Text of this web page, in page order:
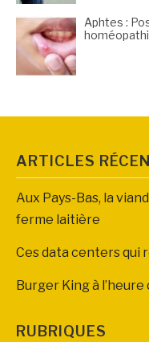
Aphtes :
ARTICLES
Aux Pays-Bas, la
ferme laitière
Ces data centers qui
Burger King à
RUBRIQUES